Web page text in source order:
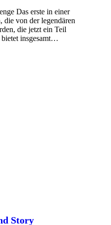
Das erste in einer
die von der legendären
die jetzt ein Teil
insgesamt…
Story